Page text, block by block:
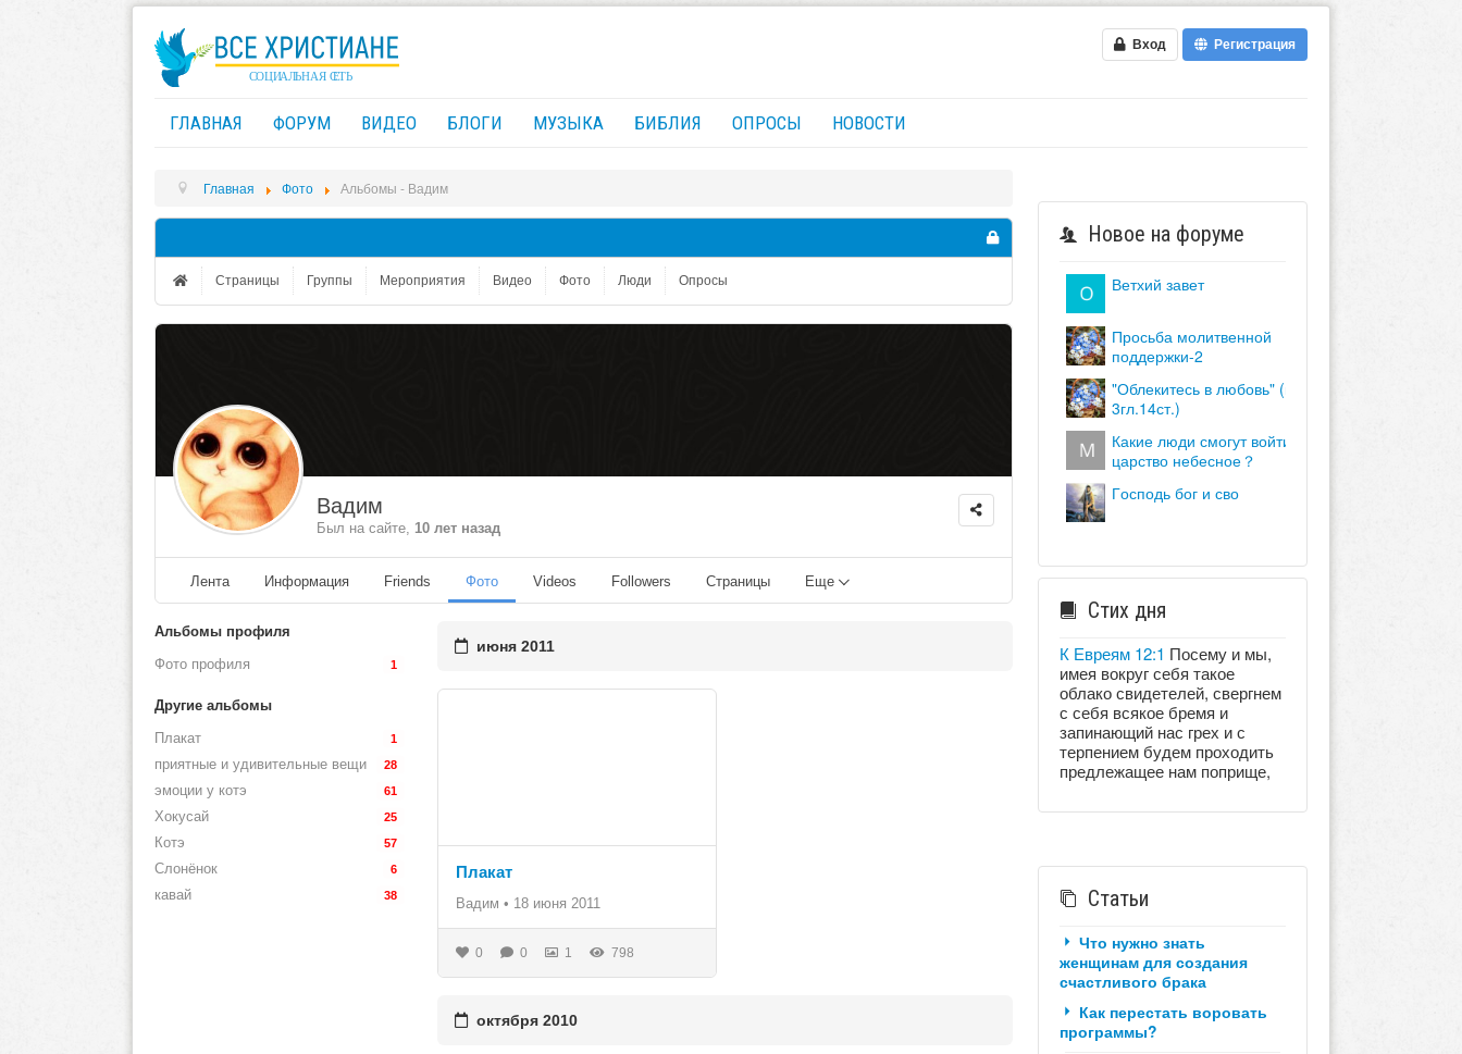
Вход Регистрация
ГЛАВНАЯ ФОРУМ ВИДЕО БЛОГИ МУЗЫКА БИБЛИЯ ОПРОСЫ НОВОСТИ
Главная Фото Альбомы - Вадим
Страницы Группы Мероприятия Видео Фото Люди Опросы
Вадим
Был на сайте, 10 лет назад
Лента Информация Friends Фото Videos Followers Страницы Еще
Альбомы профиля
Фото профиля
1
Другие альбомы
Плакат
1
приятные и удивительные вещи 28
эмоции у котэ 61
Хокусай 25
Котэ 57
Слонёнок 6
кавай 38
июня 2011
Плакат
Вадим • 18 июня 2011
0 0 1 798
октября 2010
Новое на форуме
ветхий завет
просьба молитвенной
поддержки-2
"облекитесь в любовь" (кол.
3гл.14ст.)
какие люди смогут войти в
царство небесное？
господь бог и сво
Стих дня
К Евреям 12:1 Посему и мы,
имея вокруг себя такое
облако свидетелей, свергнем
с себя всякое бремя и
запинающий нас грех и с
терпением будем проходить
предлежащее нам поприще,
Статьи
Что нужно знать
женщинам для создания
счастливого брака
Как перестать воровать
программы?